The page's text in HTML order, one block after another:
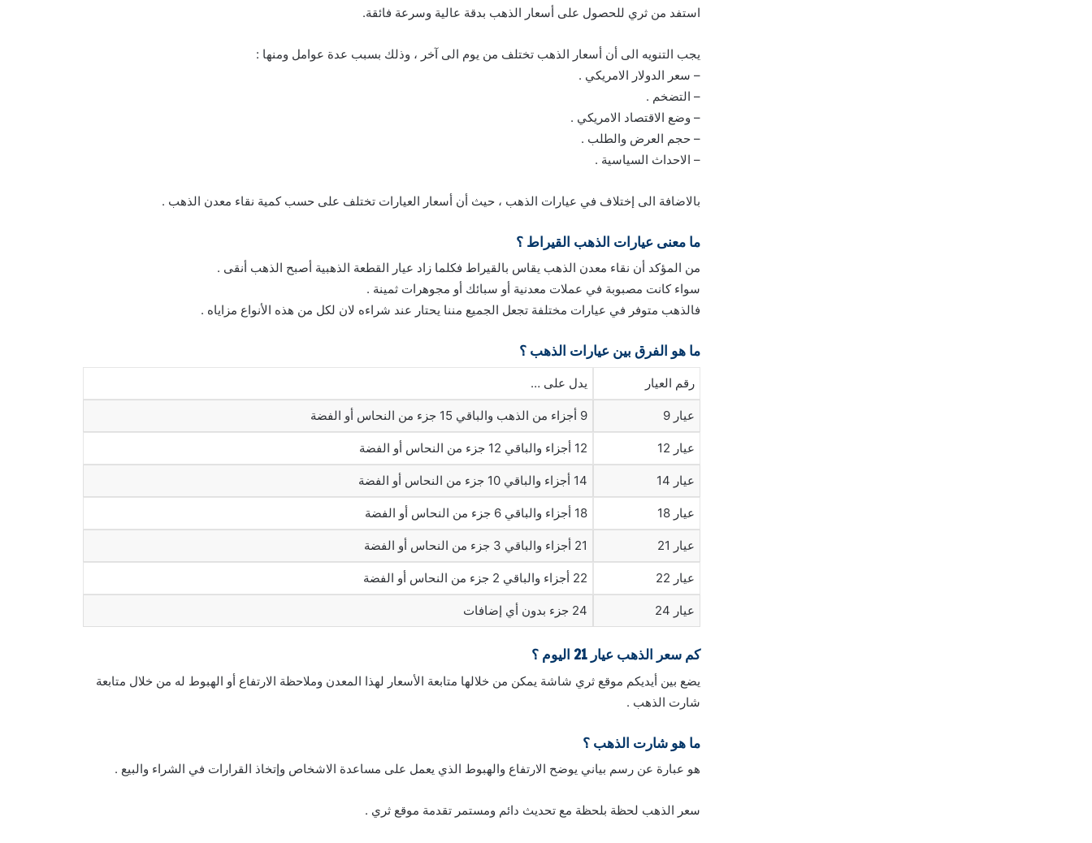
استفد من ثري للحصول على أسعار الذهب بدقة عالية وسرعة فائقة.
يجب التنويه الى أن أسعار الذهب تختلف من يوم الى آخر ، وذلك بسبب عدة عوامل ومنها :
– سعر الدولار الامريكي .
– التضخم .
– وضع الاقتصاد الامريكي .
– حجم العرض والطلب .
– الاحداث السياسية .
بالاضافة الى إختلاف في عيارات الذهب ، حيث أن أسعار العيارات تختلف على حسب كمية نقاء معدن الذهب .
ما معنى عيارات الذهب القيراط ؟
من المؤكد أن نقاء معدن الذهب يقاس بالقيراط فكلما زاد عيار القطعة الذهبية أصبح الذهب أنقى .
سواء كانت مصبوبة في عملات معدنية أو سبائك أو مجوهرات ثمينة .
فالذهب متوفر في عيارات مختلفة تجعل الجميع مننا يحتار عند شراءه لان لكل من هذه الأنواع مزاياه .
ما هو الفرق بين عيارات الذهب ؟
رقم العيار يدل على …
عيار 9 9 أجزاء من الذهب والباقي 15 جزء من النحاس أو الفضة
عيار 12 12 أجزاء والباقي 12 جزء من النحاس أو الفضة
عيار 14 14 أجزاء والباقي 10 جزء من النحاس أو الفضة
عيار 18 18 أجزاء والباقي 6 جزء من النحاس أو الفضة
عيار 21 21 أجزاء والباقي 3 جزء من النحاس أو الفضة
عيار 22 22 أجزاء والباقي 2 جزء من النحاس أو الفضة
عيار 24 24 جزء بدون أي إضافات
كم سعر الذهب عيار 21 اليوم ؟
يضع بين أيديكم موقع ثري شاشة يمكن من خلالها متابعة الأسعار لهذا المعدن وملاحظة الارتفاع أو الهبوط له من خلال متابعة
شارت الذهب .
ما هو شارت الذهب ؟
هو عبارة عن رسم بياني يوضح الارتفاع والهبوط الذي يعمل على مساعدة الاشخاص وإتخاذ القرارات في الشراء والبيع .
سعر الذهب لحظة بلحظة مع تحديث دائم ومستمر تقدمة موقع ثري .